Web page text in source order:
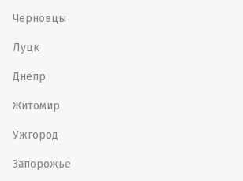
Черновцы
Луцк
Днепр
Житомир
Ужгород
Запорожье